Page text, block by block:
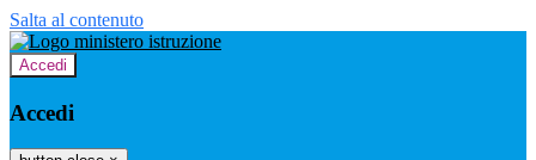
Salta al contenuto
Accedi
Accedi